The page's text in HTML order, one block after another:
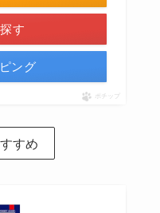
す
ング
ポチップ
すめ